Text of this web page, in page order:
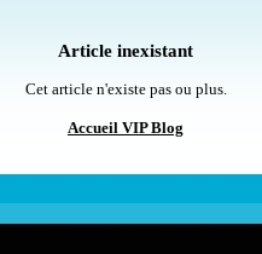
Article inexistant
Cet article n'existe pas ou plus.
Accueil VIP Blog